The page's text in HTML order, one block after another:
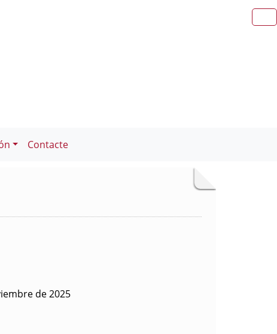
Contacte
de 2025